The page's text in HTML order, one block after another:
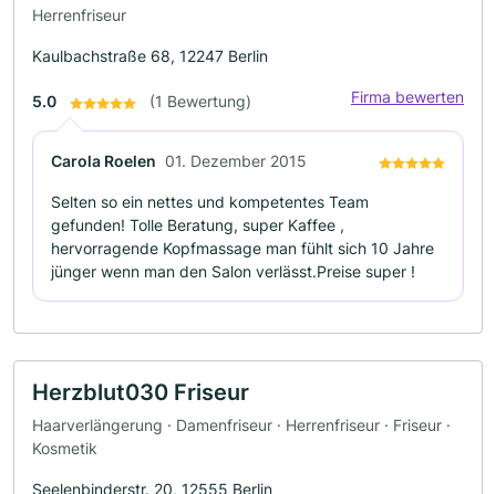
Herrenfriseur
Kaulbachstraße 68, 12247 Berlin
5.0 (1 Bewertung) Firma bewerten
Carola Roelen 01. Dezember 2015
Selten so ein nettes und kompetentes Team
gefunden! Tolle Beratung, super Kaffee ,
hervorragende Kopfmassage man fühlt sich 10 Jahre
jünger wenn man den Salon verlässt.Preise super !
Herzblut030 Friseur
Haarverlängerung · Damenfriseur · Herrenfriseur · Friseur ·
Kosmetik
Seelenbinderstr. 20, 12555 Berlin